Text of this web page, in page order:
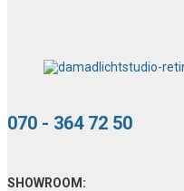
070 - 364 72 50
SHOWROOM: